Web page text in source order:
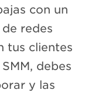
con un
redes
tus clientes
debes
y las